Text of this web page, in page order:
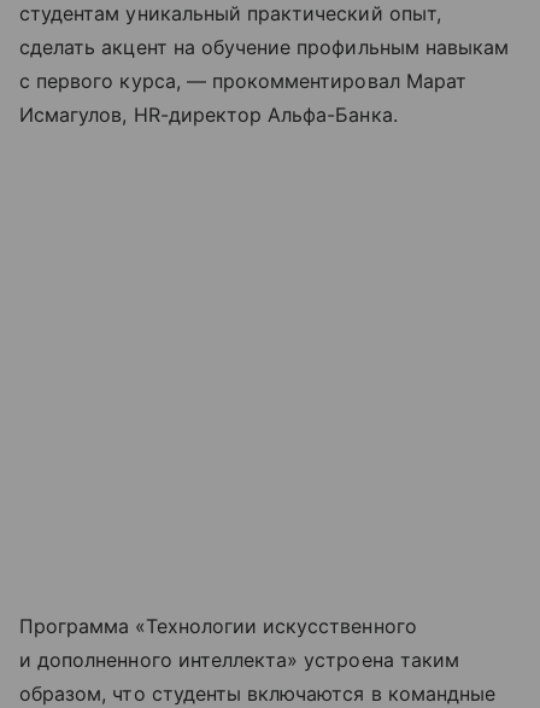
студентам уникальный практический опыт,
сделать акцент на обучение профильным навыкам
с первого курса, — прокомментировал Марат
Исмагулов, HR-директор Альфа-Банка.
Программа «Технологии искусственного
и дополненного интеллекта» устроена таким
образом, что студенты включаются в командные